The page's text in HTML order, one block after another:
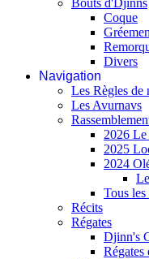
Coque
Divers
Navigation
Les Règles de
Les Avurnavs
2026
2025
2024
Tous les
Récits
Régates
Djinn's
Régates